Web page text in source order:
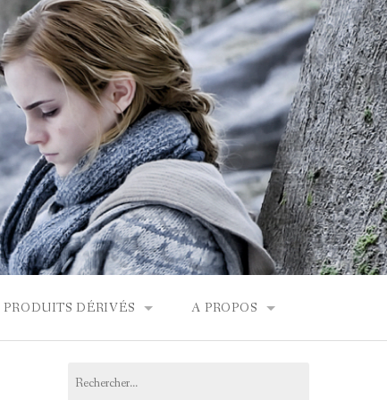
PRODUITS DÉRIVÉS A PROPOS